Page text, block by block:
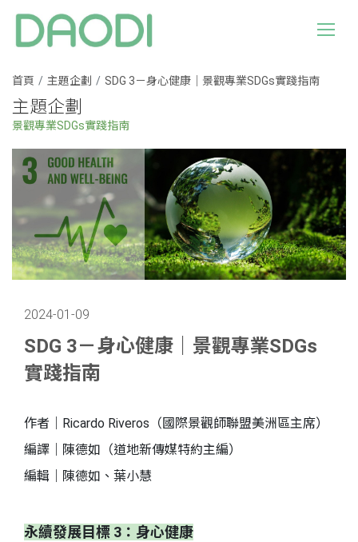
主題企劃
景觀專業SDGs實踐指南
首頁 主題企劃 SDG 3－身心健康｜景觀專業SDGs實踐指南
2024-01-09
SDG 3－身心健康｜景觀專業SDGs
實踐指南
作者｜Ricardo Riveros（國際景觀師聯盟美洲區主席）
編譯｜陳德如（道地新傳媒特約主編）
編輯｜陳德如、葉小慧
永續發展目標 3：身心健康